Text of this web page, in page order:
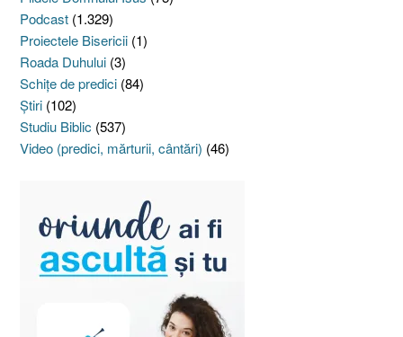
Podcast (1.329)
Proiectele Bisericii (1)
Roada Duhului (3)
Schiţe de predici (84)
Ştiri (102)
Studiu Biblic (537)
Video (predici, mărturii, cântări) (46)